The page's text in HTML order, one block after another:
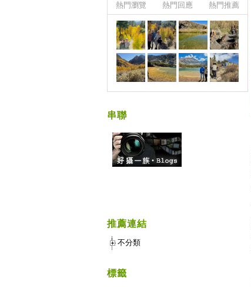
熱門瀏覽
熱門回應 熱門推薦
串聯
推薦連結
不分類
標籤